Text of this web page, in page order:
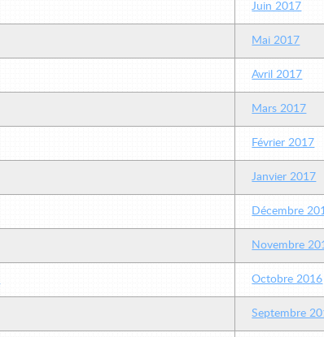
Juin 2017
Mai 2017
Avril 2017
Mars 2017
Février 2017
Janvier 2017
Décembre
Novembre
Octobre 2016
Septembre